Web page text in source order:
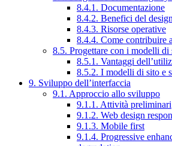
8.4.1. Documentazione
8.4.2. Benefici del
8.4.3. Risorse operative
8.4.4. Come contribuire
8.5. Progettare con i modelli di
8.5.1. Vantaggi
8.5.2. I modelli di sito e
9. Sviluppo dell’interfaccia
9.1. Approccio allo sviluppo
9.1.1. Attività preliminari
9.1.2. Web design
9.1.3. Mobile first
9.1.4. Progressive